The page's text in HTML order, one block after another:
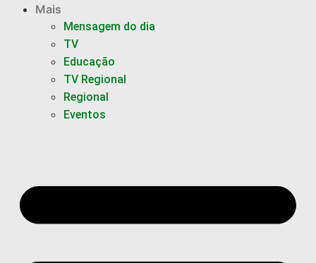
Mais
Mensagem do dia
TV
Educação
TV Regional
Regional
Eventos